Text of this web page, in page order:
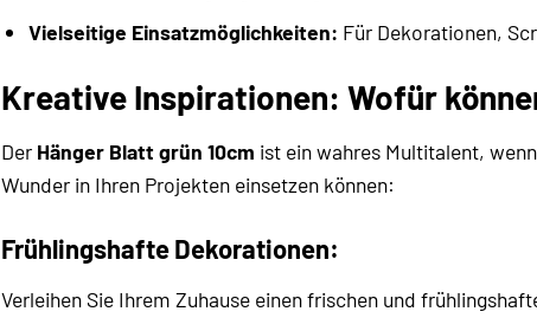
Vielseitige Einsatzmöglichkeiten: Für Dekorationen,
Kreative Inspirationen: Wofür
Der Hänger Blatt grün 10cm ist ein wahres Multitalent,
Wunder in Ihren Projekten einsetzen können:
Frühlingshafte Dekorationen:
Verleihen Sie Ihrem Zuhause einen frischen und